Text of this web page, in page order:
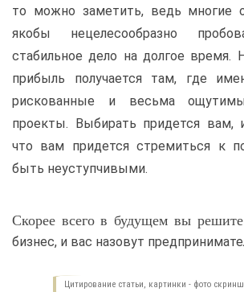
то можно заметить, ведь многие
якобы нецелесообразно
стабильное дело на долгое время.
прибыль получается там, где
рискованные и весьма
проекты. Выбирать придется вам,
что вам придется стремиться к
быть неуступчивыми.
Скорее всего в будущем вы
бизнес, и вас назовут
Цитирование статьи, картинки - фото